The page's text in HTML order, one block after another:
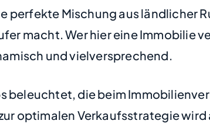
Mischung aus ländlicher
macht. Wer hier eine Immobilie
und vielversprechend.
beleuchtet, die beim
optimalen Verkaufsstrategie